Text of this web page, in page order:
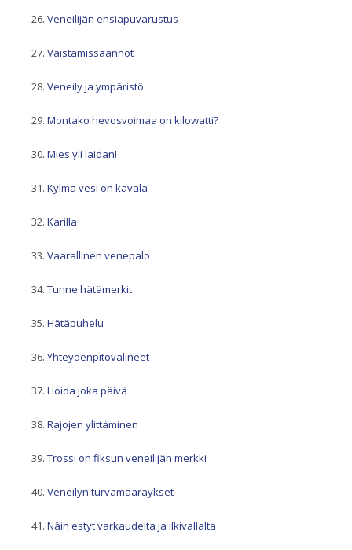
Veneilijän ensiapuvarustus
Väistämissäännöt
Veneily ja ympäristö
Montako hevosvoimaa on kilowatti?
Mies yli laidan!
Kylmä vesi on kavala
Karilla
Vaarallinen venepalo
Tunne hätämerkit
Hätäpuhelu
Yhteydenpitovälineet
Hoida joka päivä
Rajojen ylittäminen
Trossi on fiksun veneilijän merkki
Veneilyn turvamääräykset
Näin estyt varkaudelta ja ilkivallalta